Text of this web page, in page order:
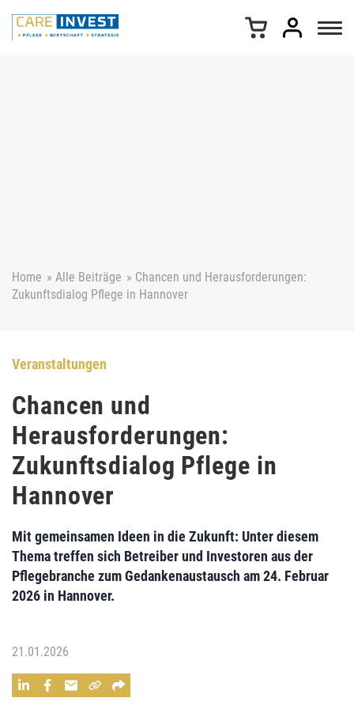
Home » Alle Beiträge » Chancen und Herausforderungen:
Zukunftsdialog Pflege in Hannover
Veranstaltungen
Chancen und
Herausforderungen:
Zukunftsdialog Pflege in
Hannover
Mit gemeinsamen Ideen in die Zukunft: Unter diesem
Thema treffen sich Betreiber und Investoren aus der
Pflegebranche zum Gedankenaustausch am 24. Februar
2026 in Hannover.
21.01.2026